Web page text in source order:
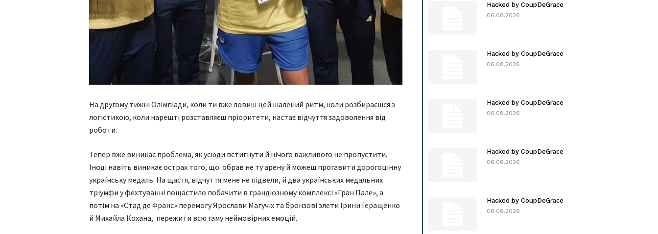
На другому тижні Олімпіади, коли ти вже ловиш цей шалений ритм, коли розбираєшся з
логістикою, коли нарешті розставляєш пріоритети, настає відчуття задоволення від
роботи.
Тепер вже виникає проблема, як усюди встигнути й нічого важливого не пропустити.
Іноді навіть виникає острах того, що обрав не ту арену й можеш прогавити дорогоцінну
українську медаль. На щастя, відчуття мене не підвели, й два українських медальних
тріумфи у фехтуванні пощастило побачити в грандіозному комплексі «Гран Пале», а
потім на «Стад де Франс» перемогу Ярослави Магучіх та бронзові злети Ірини Геращенко
й Михайла Кохана, пережити всю гаму неймовірних емоцій.
Hacked by CoupDeGrace
06.08.2026
Hacked by CoupDeGrace
06.08.2026
Hacked by CoupDeGrace
06.08.2026
Hacked by CoupDeGrace
06.08.2026
Hacked by CoupDeGrace
06.08.2026